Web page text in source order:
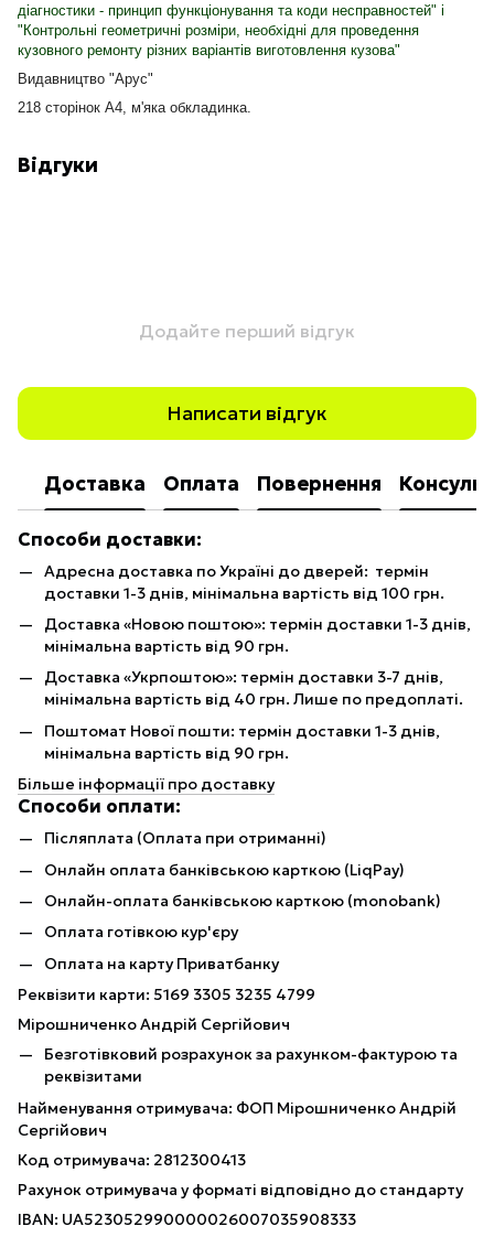
діагностики - принцип функціонування та коди несправностей" і
"Контрольні геометричні розміри, необхідні для проведення
кузовного ремонту різних варіантів виготовлення кузова"
Видавництво "Арус"
218 сторінок А4, м'яка обкладинка.
Відгуки
Додайте перший відгук
Написати відгук
Доставка Оплата Повернення
Способи доставки:
Адресна доставка по Україні до дверей: термін
доставки 1-3 днів, мінімальна вартість від 100 грн.
Доставка «Новою поштою»: термін доставки 1-3 днів,
мінімальна вартість від 90 грн.
Доставка «Укрпоштою»: термін доставки 3-7 днів,
мінімальна вартість від 40 грн. Лише по предоплаті.
Поштомат Нової пошти: термін доставки 1-3 днів,
мінімальна вартість від 90 грн.
Більше інформації про доставку
Способи оплати:
Післяплата (Оплата при отриманні)
Онлайн оплата банківською карткою (LiqPay)
Онлайн-оплата банківською карткою (monobank)
Оплата готівкою кур'єру
Оплата на карту Приватбанку
Реквізити карти: 5169 3305 3235 4799
Мірошниченко Андрій Сергійович
Безготівковий розрахунок за рахунком-фактурою та
реквізитами
Найменування отримувача: ФОП Мірошниченко Андрій
Сергійович
Код отримувача: 2812300413
Рахунок отримувача у форматі відповідно до стандарту
IBAN: UA523052990000026007035908333